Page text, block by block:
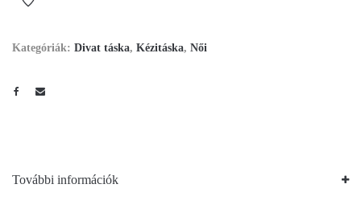
Kategóriák: Divat táska, Kézitáska, Női
További információk